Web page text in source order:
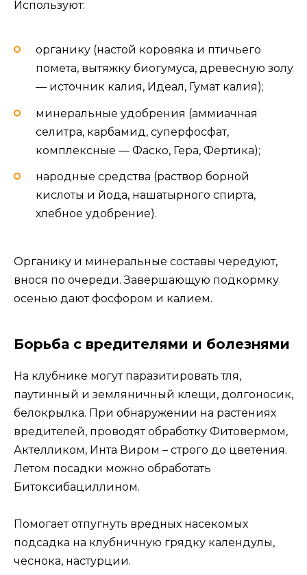
Используют:
органику (настой коровяка и птичьего
помета, вытяжку биогумуса, древесную золу
— источник калия, Идеал, Гумат калия);
минеральные удобрения (аммиачная
селитра, карбамид, суперфосфат,
комплексные — Фаско, Гера, Фертика);
народные средства (раствор борной
кислоты и йода, нашатырного спирта,
хлебное удобрение).
Органику и минеральные составы чередуют,
внося по очереди. Завершающую подкормку
осенью дают фосфором и калием.
Борьба с вредителями и болезнями
На клубнике могут паразитировать тля,
паутинный и земляничный клещи, долгоносик,
белокрылка. При обнаружении на растениях
вредителей, проводят обработку Фитовермом,
Актелликом, Инта Виром – строго до цветения.
Летом посадки можно обработать
Битоксибациллином.
Помогает отпугнуть вредных насекомых
подсадка на клубничную грядку календулы,
чеснока, настурции.